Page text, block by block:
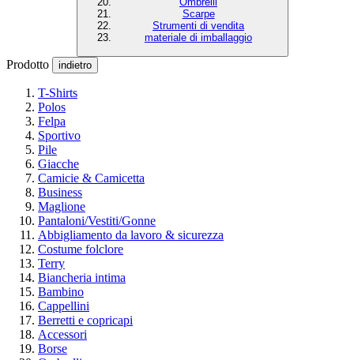
Scarpe
Strumenti di vendita
materiale di imballaggio
Prodotto indietro
T-Shirts
Polos
Felpa
Sportivo
Pile
Giacche
Camicie & Camicetta
Business
Maglione
Pantaloni/Vestiti/Gonne
Abbigliamento da lavoro & sicurezza
Costume folclore
Terry
Biancheria intima
Bambino
Cappellini
Berretti e copricapi
Accessori
Borse